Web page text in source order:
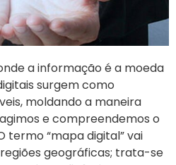
a informação é a moeda
surgem como
moldando a maneira
e compreendemos o
termo “mapa digital” vai
geográficas; trata-se